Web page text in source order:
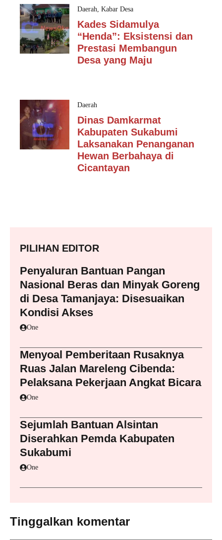
Daerah, Kabar Desa
Kades Sidamulya
“Henda”: Eksistensi dan
Prestasi Membangun
Desa yang Maju
Daerah
Dinas Damkarmat
Kabupaten Sukabumi
Laksanakan Penanganan
Hewan Berbahaya di
Cicantayan
PILIHAN EDITOR
Penyaluran Bantuan Pangan
Nasional Beras dan Minyak Goreng
di Desa Tamanjaya: Disesuaikan
Kondisi Akses
One
Menyoal Pemberitaan Rusaknya
Ruas Jalan Mareleng Cibenda:
Pelaksana Pekerjaan Angkat Bicara
One
Sejumlah Bantuan Alsintan
Diserahkan Pemda Kabupaten
Sukabumi
One
Tinggalkan komentar